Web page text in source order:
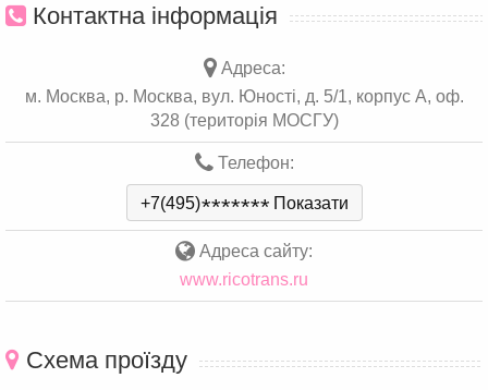
Контактна інформація
Адреса:
м. Москва, р. Москва, вул. Юності, д. 5/1, корпус А, оф.
328 (територія МОСГУ)
Телефон:
+7(495)******* Показати
Адреса сайту:
www.ricotrans.ru
Схема проїзду